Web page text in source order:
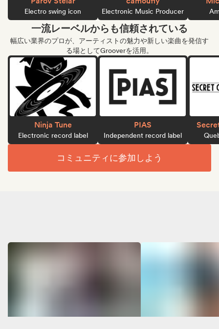
Electro swing icon Electronic Music Producer
一流レーベルからも信頼されている
幅広い業界のプロが、アーティストの魅力や新しい楽曲を発信す
る場としてGrooverを活用。
Ninja Tune
Electronic record label
PIAS
Independent record label
コミュニティに参加しよう